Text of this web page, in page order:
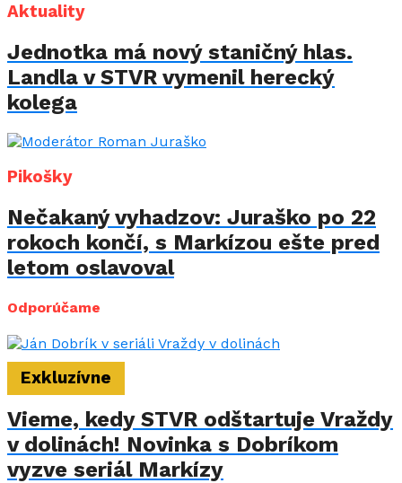
Aktuality
Jednotka má nový staničný hlas.
Landla v STVR vymenil herecký
kolega
Pikošky
Nečakaný vyhadzov: Juraško po 22
rokoch končí, s Markízou ešte pred
letom oslavoval
Odporúčame
Exkluzívne
Vieme, kedy STVR odštartuje Vraždy
v dolinách! Novinka s Dobríkom
vyzve seriál Markízy